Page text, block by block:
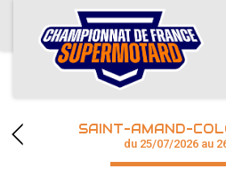
ACCUEIL
ACTUS
CALENDRIER
CHAMPIONNAT
SAINT-AMAND-
du 25/07/2026 au